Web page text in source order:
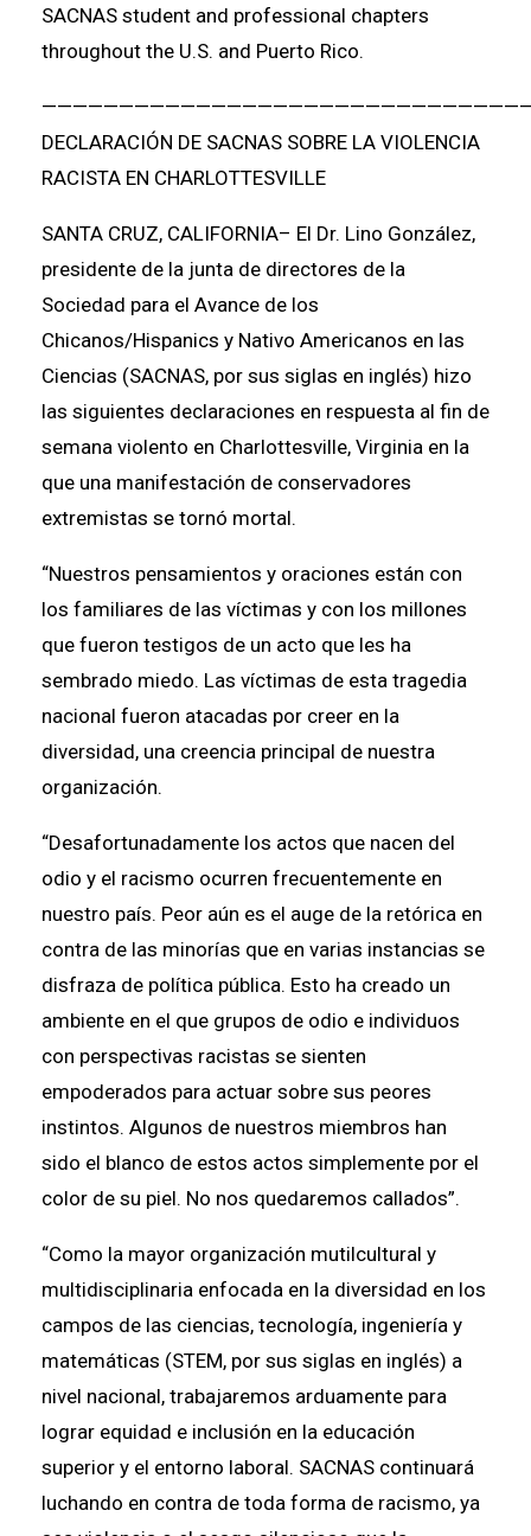
SACNAS student and professional chapters
throughout the U.S. and Puerto Rico.
DECLARACIÓN DE SACNAS SOBRE LA VIOLENCIA
RACISTA EN CHARLOTTESVILLE
SANTA CRUZ, CALIFORNIA– El Dr. Lino González,
presidente de la junta de directores de la
Sociedad para el Avance de los
Chicanos/Hispanics y Nativo Americanos en las
Ciencias (SACNAS, por sus siglas en inglés) hizo
las siguientes declaraciones en respuesta al fin de
semana violento en Charlottesville, Virginia en la
que una manifestación de conservadores
extremistas se tornó mortal.
“Nuestros pensamientos y oraciones están con
los familiares de las víctimas y con los millones
que fueron testigos de un acto que les ha
sembrado miedo. Las víctimas de esta tragedia
nacional fueron atacadas por creer en la
diversidad, una creencia principal de nuestra
organización.
“Desafortunadamente los actos que nacen del
odio y el racismo ocurren frecuentemente en
nuestro país. Peor aún es el auge de la retórica en
contra de las minorías que en varias instancias se
disfraza de política pública. Esto ha creado un
ambiente en el que grupos de odio e individuos
con perspectivas racistas se sienten
empoderados para actuar sobre sus peores
instintos. Algunos de nuestros miembros han
sido el blanco de estos actos simplemente por el
color de su piel. No nos quedaremos callados”.
“Como la mayor organización mutilcultural y
multidisciplinaria enfocada en la diversidad en los
campos de las ciencias, tecnología, ingeniería y
matemáticas (STEM, por sus siglas en inglés) a
nivel nacional, trabajaremos arduamente para
lograr equidad e inclusión en la educación
superior y el entorno laboral. SACNAS continuará
luchando en contra de toda forma de racismo, ya